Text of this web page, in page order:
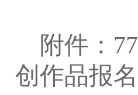
附件：
创作品报